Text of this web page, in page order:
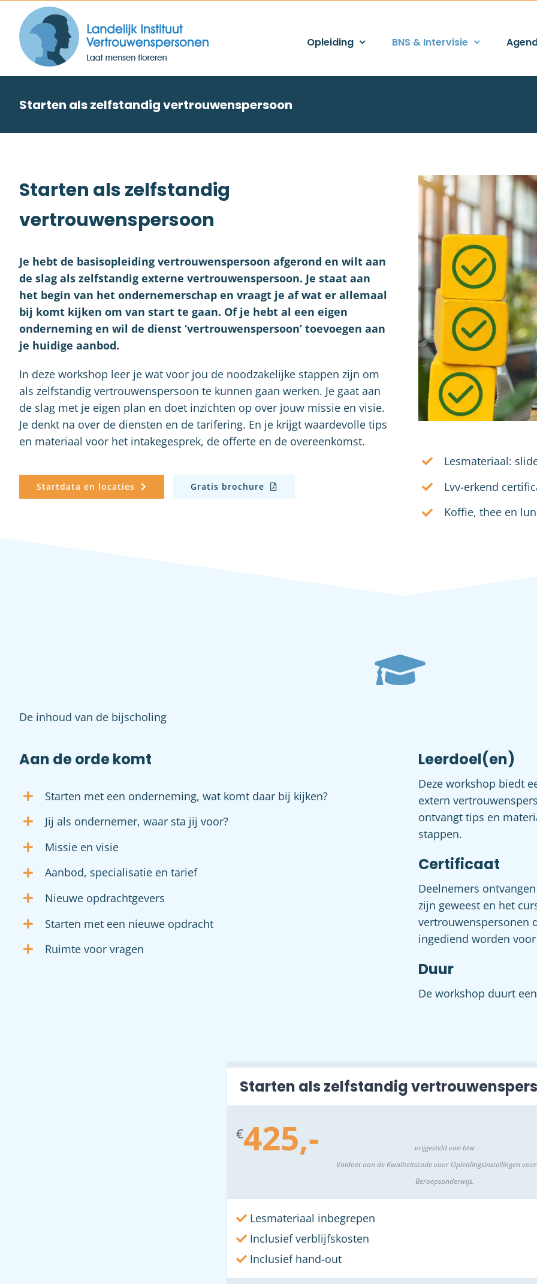
content
Opleiding BNS & Intervisie
Starten als zelfstandig vertrouwenspersoon
Starten als zelfstandig
vertrouwenspersoon
Je hebt de basisopleiding vertrouwenspersoon afgerond en wilt aan
de slag als zelfstandig externe vertrouwenspersoon. Je staat aan
het begin van het ondernemerschap en vraagt je af wat er allemaal
bij komt kijken om van start te gaan. Of je hebt al een eigen
onderneming en wil de dienst ‘vertrouwenspersoon’ toevoegen aan
je huidige aanbod.
In deze workshop leer je wat voor jou de noodzakelijke stappen zijn om
als zelfstandig vertrouwenspersoon te kunnen gaan werken. Je gaat aan
de slag met je eigen plan en doet inzichten op over jouw missie en visie.
Je denkt na over de diensten en de tarifering. En je krijgt waardevolle tips
en materiaal voor het intakegesprek, de offerte en de overeenkomst.
Startdata en locaties Gratis brochure
Lesmateriaal:
Lvv-erkend
Koffie, thee en
De inhoud van de bijscholing
Aan de orde komt
Starten met een onderneming, wat komt daar bij kijken?
Jij als ondernemer, waar sta jij voor?
Missie en visie
Aanbod, specialisatie en tarief
Nieuwe opdrachtgevers
Starten met een nieuwe opdracht
Ruimte voor vragen
Leerdoel(en)
Deze workshop biedt
extern
ontvangt tips en
stappen.
Certificaat
Deelnemers
zijn geweest en het
vertrouwenspersonen
ingediend worden
Duur
De workshop duurt
Starten als zelfstandig
€425,-
vrijgesteld van btw
Voldoet aan de Kwaliteitscode voor Opleidingsinstellingen
Beroepsonderwijs.
Lesmateriaal inbegrepen
Inclusief verblijfskosten
Inclusief hand-out